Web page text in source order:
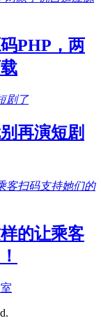
PHP，两
再演短剧
的让乘客